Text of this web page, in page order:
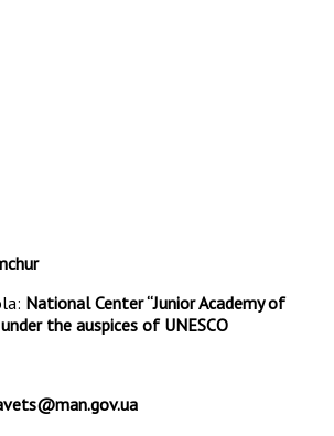
National Center “Junior Academy of
the auspices of UNESCO